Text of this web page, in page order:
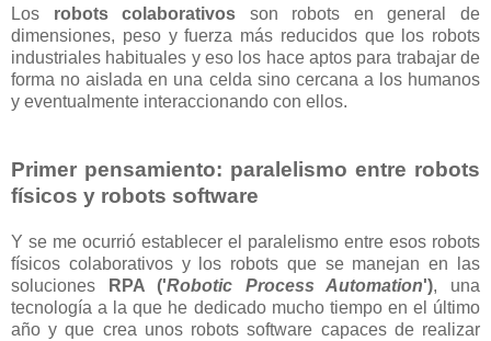
Los robots colaborativos son robots en general de
dimensiones, peso y fuerza más reducidos que los robots
industriales habituales y eso los hace aptos para trabajar de
forma no aislada en una celda sino cercana a los humanos
y eventualmente interaccionando con ellos.
Primer pensamiento: paralelismo entre robots
físicos y robots software
Y se me ocurrió establecer el paralelismo entre esos robots
físicos colaborativos y los robots que se manejan en las
soluciones
RPA ('Robotic Process Automation'), una
tecnología a la que he dedicado mucho tiempo en el último
año y que crea unos robots software capaces de realizar